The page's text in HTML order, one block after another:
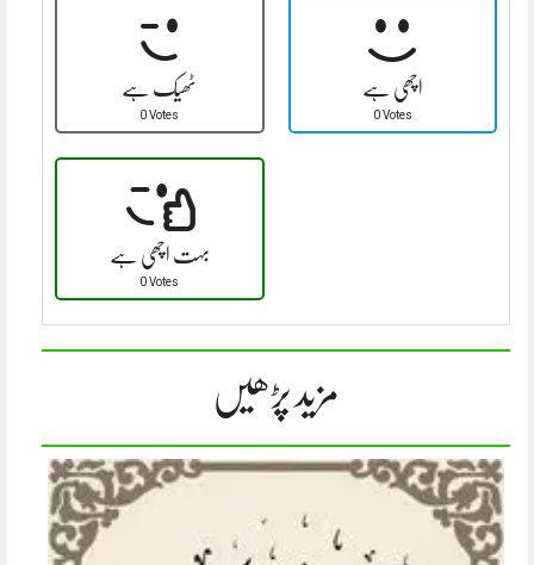
ٹھیک ہے
0 Votes
اچھی ہے
0 Votes
بہت اچھی ہے
0 Votes
مزید پڑھیں